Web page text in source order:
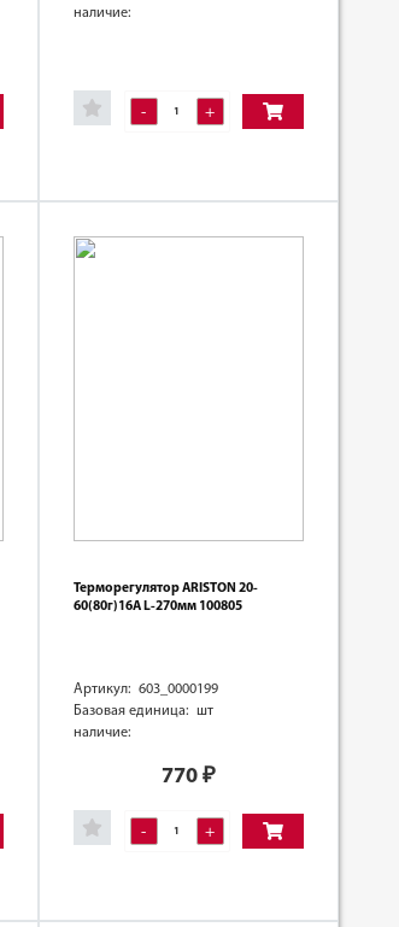
наличие:
- +
Терморегулятор ARISTON 20-
60(80г)16А L-270мм 100805
Артикул: 603_0000199
Базовая единица: шт
наличие:
770 ₽
- +